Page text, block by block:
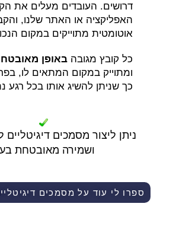
דרושים. העובדים מעלים את
האפליקציה או האתר שלנו,
אוטומטית מתוייקים במקום
כל קובץ מגובה באופן מאובטח
ומתוייק במקום המתאים לו,
כך שניתן להשיג אותו בכל רגע
ניתן ליצור מסמכים דיגיטליים
ושמירה מאובטחת
ספרו לי עוד על מסמכים